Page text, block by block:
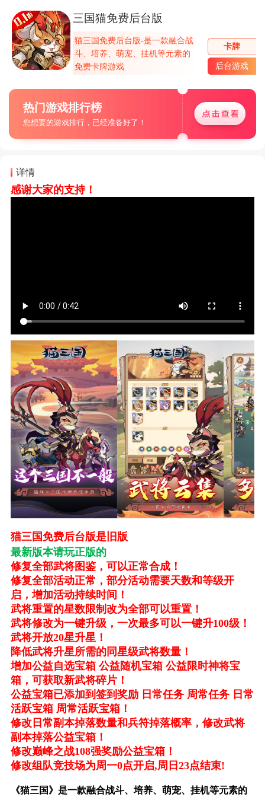
三国猫免费后台版
猫三国免费后台版-是一款融合战
斗、培养、萌宠、挂机等元素的
免费卡牌游戏
卡牌
后台游戏
热门游戏排行榜
您想要的游戏排行，已经准备好了！
详情
感谢大家的支持！
猫三国免费后台版是旧版
最新版本请玩正版的
修复全部武将图鉴，可以正常合成！
修复全部活动正常，部分活动需要天数和等级开
启，增加活动持续时间！
武将重置的星数限制改为全部可以重置！
武将修改为一键升级，一次最多可以一键升100级！
武将开放20星升星！
降低武将升星所需的同星级武将数量！
增加公益自选宝箱 公益随机宝箱 公益限时神将宝
箱，可获取新武将碎片！
公益宝箱已添加到签到奖励 日常任务 周常任务 日常
活跃宝箱 周常活跃宝箱！
修改日常副本掉落数量和兵符掉落概率，修改武将
副本掉落公益宝箱！
修改巅峰之战108强奖励公益宝箱！
修改组队竞技场为周一0点开启,周日23点结束!
《猫三国》是一款融合战斗、培养、萌宠、挂机等元素的